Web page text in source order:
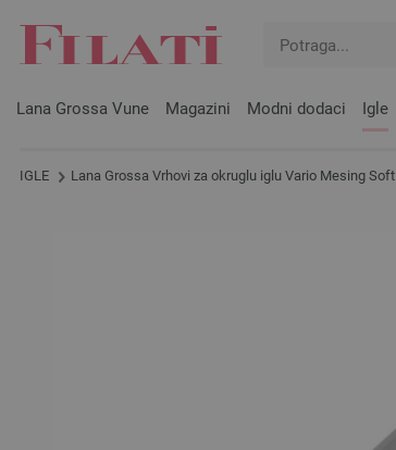
Lana Grossa Vune Magazini Modni dodaci Igle
IGLE Lana Grossa Vrhovi za okruglu iglu Vario Mesing